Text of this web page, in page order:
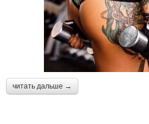
читать дальше →